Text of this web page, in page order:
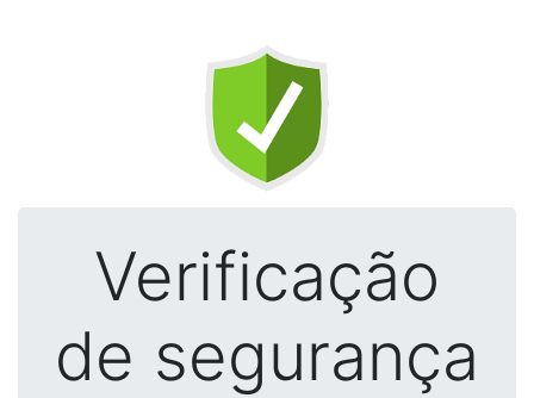
Verificação
de segurança